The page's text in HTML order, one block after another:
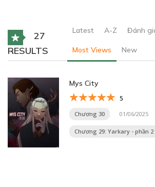
27
RESULTS
Latest A-Z Đánh
Most Views New
Mys City
5
Chương 30 01/06/2025
Chương 29: Yarkary - phần 2